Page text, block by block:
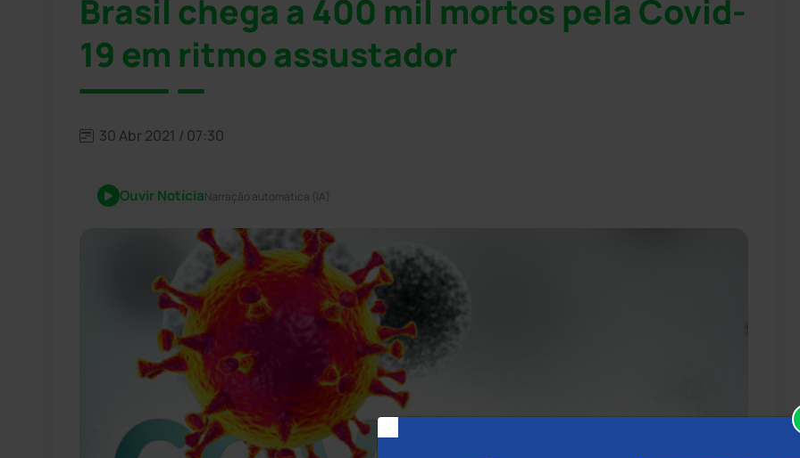
Brasil chega a 400 mil mortos pela Covid-
19 em ritmo assustador
30 Abr 2021 / 07:30
Ouvir NotíciaNarração automática (IA)